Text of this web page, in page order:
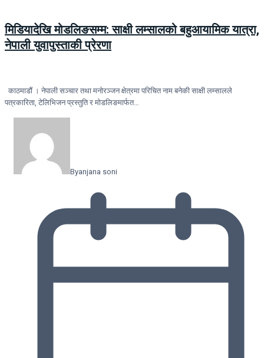
मिडियादेखि मोडलिङसम्म: साक्षी लम्सालको बहुआयामिक यात्रा,
नेपाली युवापुस्ताकी प्रेरणा
काठमाडौं । नेपाली सञ्चार तथा मनोरञ्जन क्षेत्रमा परिचित नाम बनेकी साक्षी लम्सालले
पत्रकारिता, टेलिभिजन प्रस्तुति र मोडलिङमार्फत…
Byanjana soni